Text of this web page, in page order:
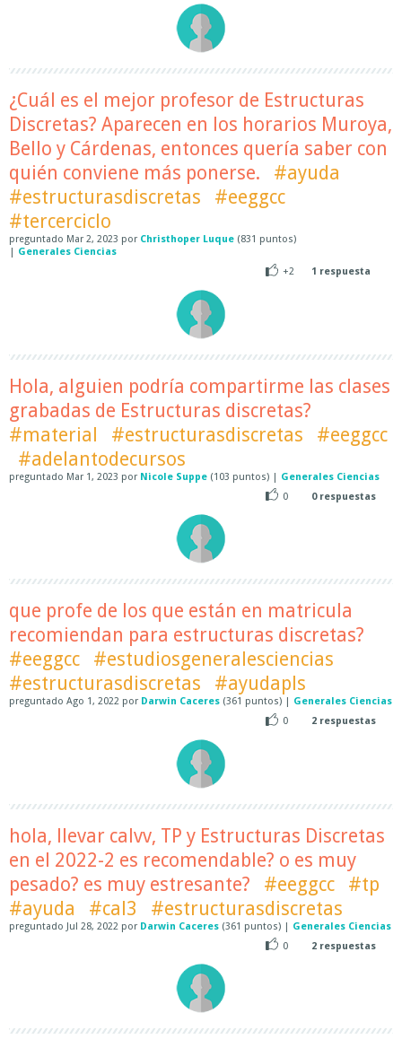
¿Cuál es el mejor profesor de Estructuras
Discretas? Aparecen en los horarios Muroya,
Bello y Cárdenas, entonces quería saber con
quién conviene más ponerse.
#ayuda
#estructurasdiscretas
#eeggcc
#tercerciclo
preguntado Mar 2, 2023 por Christhoper Luque (831 puntos)
| Generales Ciencias
+2
1 respuesta
Hola, alguien podría compartirme las clases
grabadas de Estructuras discretas?
#material
#estructurasdiscretas
#eeggcc
#adelantodecursos
preguntado Mar 1, 2023 por Nicole Suppe (103 puntos) | Generales Ciencias
0
0respuestas
que profe de los que están en matricula
recomiendan para estructuras discretas?
#eeggcc
#estudiosgeneralesciencias
#estructurasdiscretas
#ayudapls
preguntado Ago 1, 2022 por Darwin Caceres (361 puntos) | Generales Ciencias
0
2 respuestas
hola, llevar calvv, TP y Estructuras Discretas
en el 2022-2 es recomendable? o es muy
pesado? es muy estresante?
#eeggcc
#tp
#ayuda
#cal3 #estructurasdiscretas
preguntado Jul 28, 2022 por Darwin Caceres (361 puntos) | Generales Ciencias
0
2 respuestas